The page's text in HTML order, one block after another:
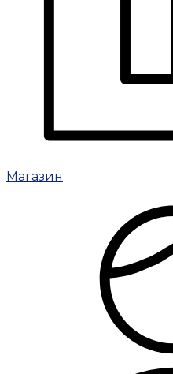
Магазин